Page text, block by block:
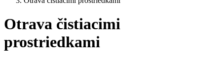
Otrava čistiacimi
prostriedkami